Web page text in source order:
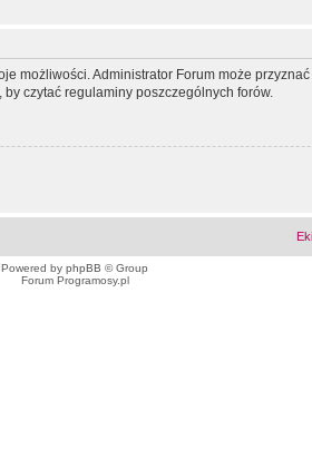
możliwości. Administrator Forum może
czytać regulaminy poszczególnych forów.
Powered by phpBB © Group
Forum Programosy.pl